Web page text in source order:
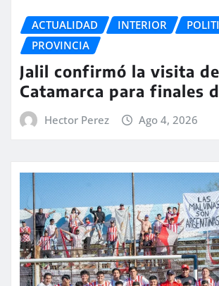
ACTUALIDAD INTERIOR
PROVINCIA
Jalil confirmó la visita
Catamarca para finales
Hector Perez Ago 4, 2026